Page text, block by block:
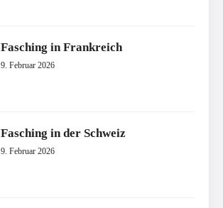
Fasching in Frankreich
9. Februar 2026
Fasching in der Schweiz
9. Februar 2026